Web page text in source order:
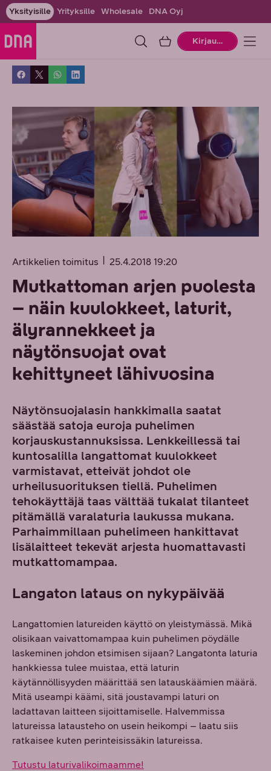
Yksityisille Yrityksille Wholesale DNA Oyj
OstoskoriKirjaudu
Artikkelien toimitus 25.4.2018 19:20
Mutkattoman arjen puolesta
– näin kuulokkeet, laturit,
älyrannekkeet ja
näytönsuojat ovat
kehittyneet lähivuosina
Näytönsuojalasin hankkimalla saatat
säästää satoja euroja puhelimen
korjauskustannuksissa. Lenkkeillessä tai
kuntosalilla langattomat kuulokkeet
varmistavat, etteivät johdot ole
urheilusuorituksen tiellä. Puhelimen
tehokäyttäjä taas välttää tukalat tilanteet
pitämällä varalaturia laukussa mukana.
Parhaimmillaan puhelimeen hankittavat
lisälaitteet tekevät arjesta huomattavasti
mutkattomampaa.
Langaton lataus on nykypäivää
Langattomien latureiden käyttö on yleistymässä. Mikä
olisikaan vaivattomampaa kuin puhelimen pöydälle
laskeminen johdon etsimisen sijaan? Langatonta laturia
hankkiessa tulee muistaa, että laturin
käytännöllisyyden määrittää sen latauskäämien määrä.
Mitä useampi käämi, sitä joustavampi laturi on
ladattavan laitteen sijoittamiselle. Halvemmissa
latureissa latausteho on usein heikompi – laatu siis
ratkaisee kuten perinteisissäkin latureissa.
Tutustu laturivalikoimaamme!